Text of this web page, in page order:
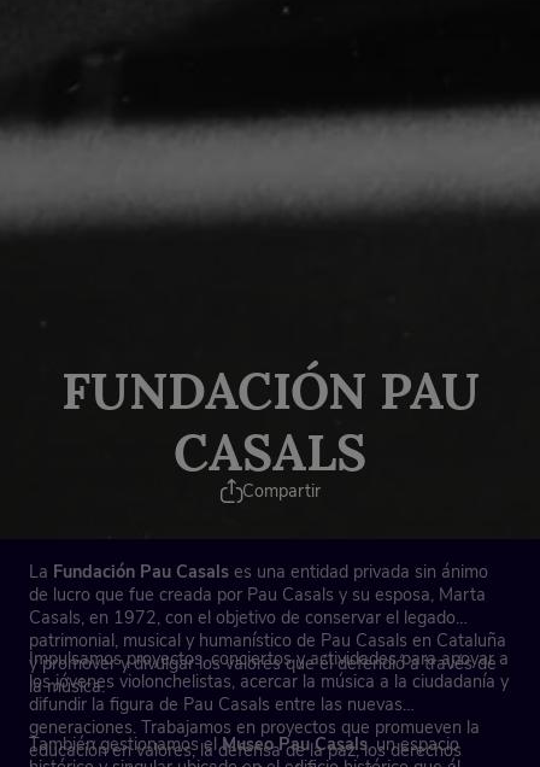
FUNDACIÓN PAU
CASALS
Compartir
La Fundación Pau Casals es una entidad privada sin ánimo
de lucro que fue creada por Pau Casals y su esposa, Marta
Casals, en 1972, con el objetivo de conservar el legado
patrimonial, musical y humanístico de Pau Casals en Cataluña
y promover y divulgar los valores que él defendió a través de
la música.
Impulsamos proyectos, conciertos y actividades para apoyar a
los jóvenes violonchelistas, acercar la música a la ciudadanía y
difundir la figura de Pau Casals entre las nuevas
generaciones. Trabajamos en proyectos que promueven la
educación en valores, la defensa de la paz, los derechos
También gestionamos elMuseo Pau Casals, un espacio